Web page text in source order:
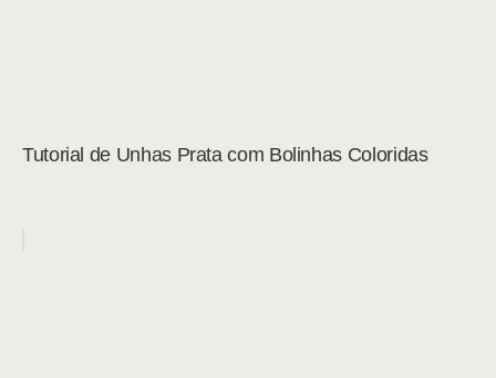
Tutorial de Unhas Prata com Bolinhas Coloridas